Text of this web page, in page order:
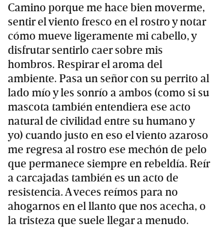
Camino porque me hace bien moverme,
sentir el viento fresco en el rostro y notar
cómo mueve ligeramente mi cabello, y
disfrutar sentirlo caer sobre mis
hombros. Respirar el aroma del
ambiente. Pasa un señor con su perrito al
lado mío y les sonrío a ambos (como si su
mascota también entendiera ese acto
natural de civilidad entre su humano y
yo) cuando justo en eso el viento azaroso
me regresa al rostro ese mechón de pelo
que permanece siempre en rebeldía. Reír
a carcajadas también es un acto de
resistencia. A veces reímos para no
ahogarnos en el llanto que nos acecha, o
la tristeza que suele llegar a menudo.